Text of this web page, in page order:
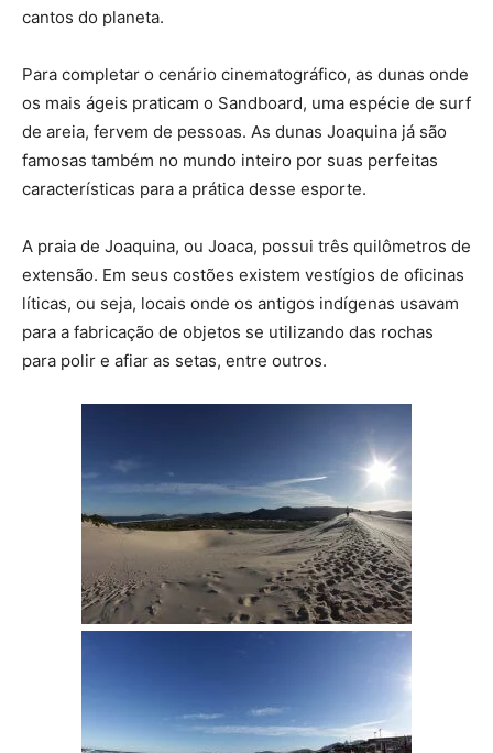
cantos do planeta.
Para completar o cenário cinematográfico, as dunas onde
os mais ágeis praticam o Sandboard, uma espécie de surf
de areia, fervem de pessoas. As dunas Joaquina já são
famosas também no mundo inteiro por suas perfeitas
características para a prática desse esporte.
A praia de Joaquina, ou Joaca, possui três quilômetros de
extensão. Em seus costões existem vestígios de oficinas
líticas, ou seja, locais onde os antigos indígenas usavam
para a fabricação de objetos se utilizando das rochas
para polir e afiar as setas, entre outros.